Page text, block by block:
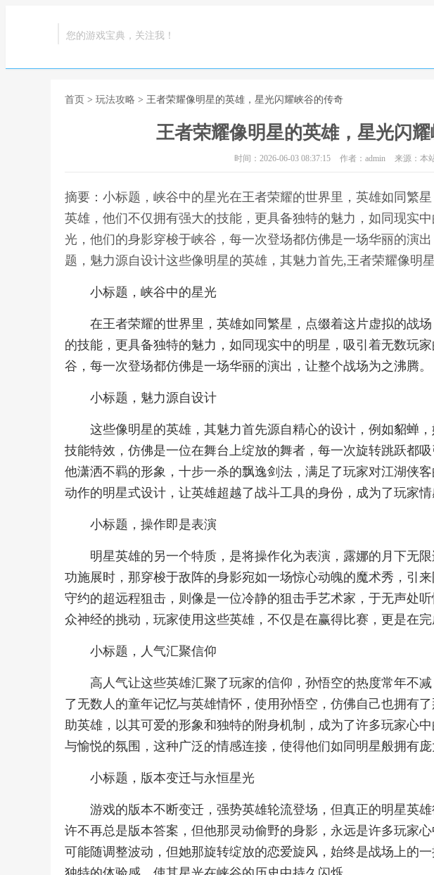
您的游戏宝典，关注我！
首页 > 玩法攻略 > 王者荣耀像明星的英雄，星光闪耀峡谷的传奇
王者荣耀像明星的英雄，星光闪
时间：2026-06-03 08:37:15 作者：admin 来源：本
摘要：小标题，峡谷中的星光在王者荣耀的世界里，英雄如同繁
英雄，他们不仅拥有强大的技能，更具备独特的魅力，如同现实
光，他们的身影穿梭于峡谷，每一次登场都仿佛是一场华丽的演
题，魅力源自设计这些像明星的英雄，其魅力首先,王者荣耀像明
小标题，峡谷中的星光
在王者荣耀的世界里，英雄如同繁星，点缀着这片虚拟的战
的技能，更具备独特的魅力，如同现实中的明星，吸引着无数玩
谷，每一次登场都仿佛是一场华丽的演出，让整个战场为之沸腾。
小标题，魅力源自设计
这些像明星的英雄，其魅力首先源自精心的设计，例如貂蝉
技能特效，仿佛是一位在舞台上绽放的舞者，每一次旋转跳跃都
他潇洒不羁的形象，十步一杀的飘逸剑法，满足了玩家对江湖侠
动作的明星式设计，让英雄超越了战斗工具的身份，成为了玩家情
小标题，操作即是表演
明星英雄的另一个特质，是将操作化为表演，露娜的月下无
功施展时，那穿梭于敌阵的身影宛如一场惊心动魄的魔术秀，引
守约的超远程狙击，则像是一位冷静的狙击手艺术家，于无声处
众神经的挑动，玩家使用这些英雄，不仅是在赢得比赛，更是在完
小标题，人气汇聚信仰
高人气让这些英雄汇聚了玩家的信仰，孙悟空的热度常年不
了无数人的童年记忆与英雄情怀，使用孙悟空，仿佛自己也拥有
助英雄，以其可爱的形象和独特的附身机制，成为了许多玩家心
与愉悦的氛围，这种广泛的情感连接，使得他们如同明星般拥有庞
小标题，版本变迁与永恒星光
游戏的版本不断变迁，强势英雄轮流登场，但真正的明星英
许不再总是版本答案，但他那灵动偷野的身影，永远是许多玩家
可能随调整波动，但她那旋转绽放的恋爱旋风，始终是战场上的